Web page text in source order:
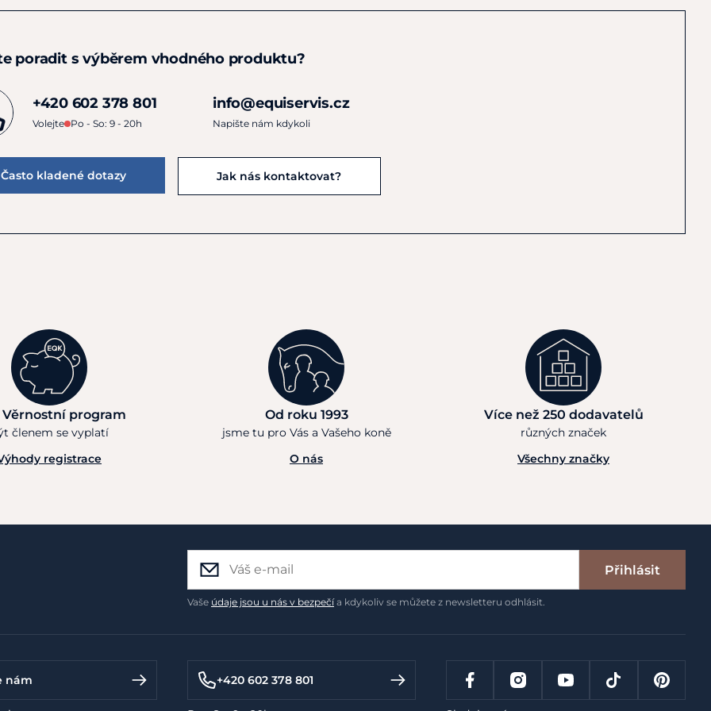
poradit s výběrem vhodného produktu?
+420 602 378 801
Volejte Po - So: 9 - 20h
info@equiservis.cz
Napište nám kdykoli
Často kladené dotazy Jak nás kontaktovat?
Věrnostní program
členem se vyplatí
registrace
Od roku 1993
jsme tu pro Vás a Vašeho koně
O nás
Více než 250 dodavatelů
různých značek
Všechny značky
Přihlásit
Vaše údaje jsou u nás v bezpečía kdykoliv se můžete z newsletteru odhlásit.
nám +420 602 378 801